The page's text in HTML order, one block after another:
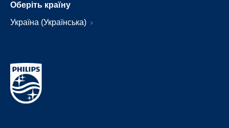
Оберіть країну
Україна (Українська)